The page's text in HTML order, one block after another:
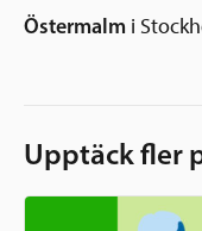
Östermalm i
Upptäck fler